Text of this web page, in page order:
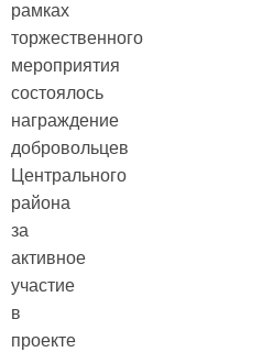
рамках
торжественного
мероприятия
состоялось
награждение
добровольцев
Центрального
района
за
активное
участие
в
проекте